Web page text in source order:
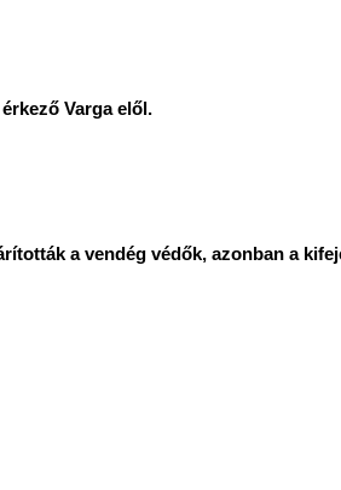
Varga elől.
a vendég védők, azonban a